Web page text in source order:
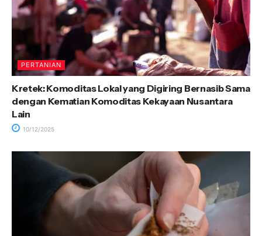
PERTANIAN
Kretek: Komoditas Lokal yang Digiring Bernasib Sama
dengan Kematian Komoditas Kekayaan Nusantara
Lain
10/12/2025